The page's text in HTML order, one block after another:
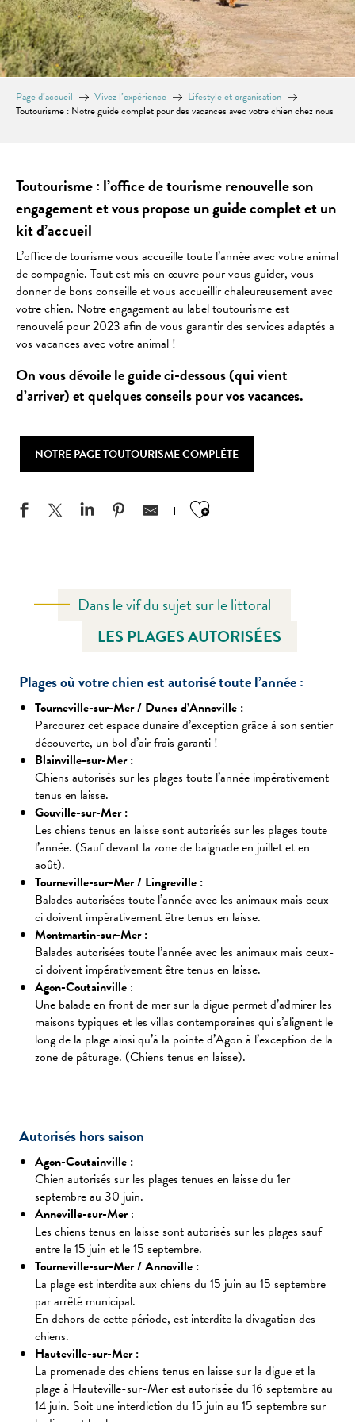
Page d’accueil Vivez l’expérience
Lifestyle et organisation
Toutourisme : Notre guide complet pour des vacances avec votre chien chez nous
Toutourisme : l’office de tourisme renouvelle son
engagement et vous propose un guide complet et un
kit d’accueil
L’office de tourisme vous accueille toute l’année avec votre animal
de compagnie. Tout est mis en œuvre pour vous guider, vous
donner de bons conseille et vous accueillir chaleureusement avec
votre chien. Notre engagement au label toutourisme est
renouvelé pour 2023 afin de vous garantir des services adaptés a
vos vacances avec votre animal !
On vous dévoile le guide ci-dessous (qui vient
d’arriver) et quelques conseils pour vos vacances.
NOTRE PAGE TOUTOURISME COMPLÈTE
Ajouter aux
Dans le vif du sujet sur le littoral
LES PLAGES AUTORISÉES
Plages où votre chien est autorisé toute l’année :
Tourneville-sur-Mer / Dunes d’Annoville :
Parcourez cet espace dunaire d’exception grâce à son sentier
découverte, un bol d’air frais garanti !
Blainville-sur-Mer :
Chiens autorisés sur les plages toute l’année impérativement
tenus en laisse.
Gouville-sur-Mer :
Les chiens tenus en laisse sont autorisés sur les plages toute
l’année. (Sauf devant la zone de baignade en juillet et en
août).
Tourneville-sur-Mer / Lingreville :
Balades autorisées toute l’année avec les animaux mais ceux-
ci doivent impérativement être tenus en laisse.
Montmartin-sur-Mer :
Balades autorisées toute l’année avec les animaux mais ceux-
ci doivent impérativement être tenus en laisse.
Agon-Coutainville :
Une balade en front de mer sur la digue permet d’admirer les
maisons typiques et les villas contemporaines qui s’alignent le
long de la plage ainsi qu’à la pointe d’Agon à l’exception de la
zone de pâturage. (Chiens tenus en laisse).
Autorisés hors saison
Agon-Coutainville :
Chien autorisés sur les plages tenues en laisse du 1er
septembre au 30 juin.
Anneville-sur-Mer:
Les chiens tenus en laisse sont autorisés sur les plages sauf
entre le 15 juin et le 15 septembre.
Tourneville-sur-Mer / Annoville :
La plage est interdite aux chiens du 15 juin au 15 septembre
par arrêté municipal.
En dehors de cette période, est interdite la divagation des
chiens.
Hauteville-sur-Mer :
La promenade des chiens tenus en laisse sur la digue et la
plage à Hauteville-sur-Mer est autorisée du 16 septembre au
14 juin. Soit une interdiction du 15 juin au 15 septembre sur